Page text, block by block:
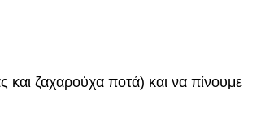
και ζαχαρούχα ποτά) και να πίνουμε